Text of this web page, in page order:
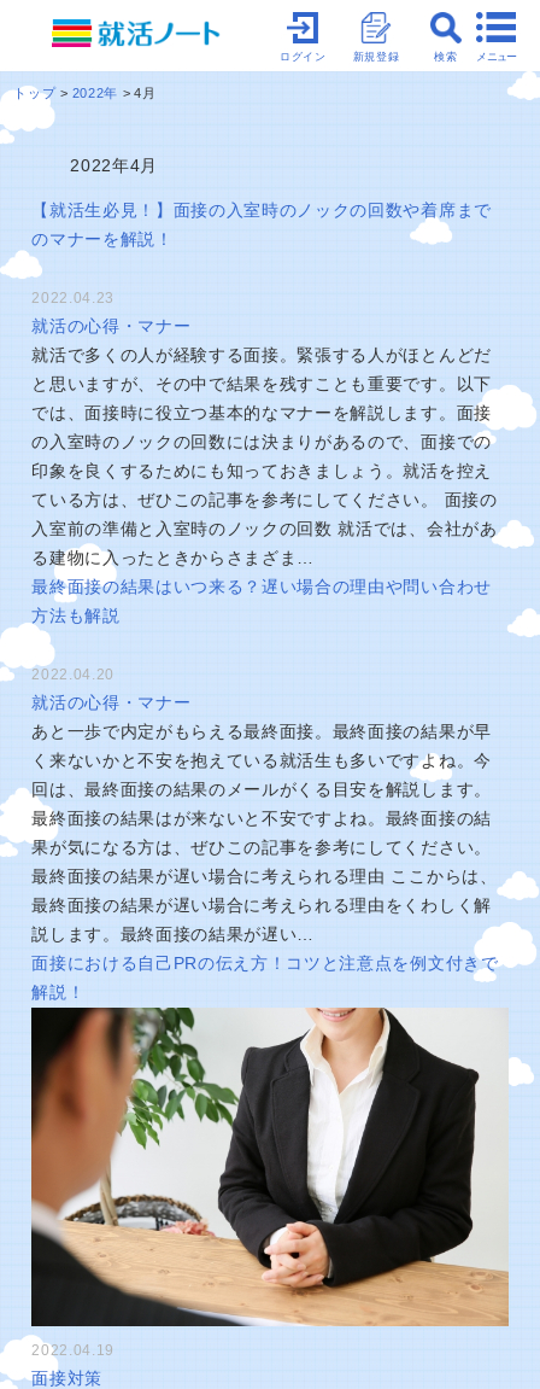
メニュー
検索
新規登録
ログイン
トップ 2022年 4月
2022年4月
【就活生必見！】面接の入室時のノックの回数や着席まで
のマナーを解説！
2022.04.23
就活の心得・マナー
就活で多くの人が経験する面接。緊張する人がほとんどだ
と思いますが、その中で結果を残すことも重要です。以下
では、面接時に役立つ基本的なマナーを解説します。面接
の入室時のノックの回数には決まりがあるので、面接での
印象を良くするためにも知っておきましょう。就活を控え
ている方は、ぜひこの記事を参考にしてください。 面接の
入室前の準備と入室時のノックの回数 就活では、会社があ
る建物に入ったときからさまざま…
最終面接の結果はいつ来る？遅い場合の理由や問い合わせ
方法も解説
2022.04.20
就活の心得・マナー
あと一歩で内定がもらえる最終面接。最終面接の結果が早
く来ないかと不安を抱えている就活生も多いですよね。今
回は、最終面接の結果のメールがくる目安を解説します。
最終面接の結果はが来ないと不安ですよね。最終面接の結
果が気になる方は、ぜひこの記事を参考にしてください。
最終面接の結果が遅い場合に考えられる理由 ここからは、
最終面接の結果が遅い場合に考えられる理由をくわしく解
説します。最終面接の結果が遅い…
面接における自己PRの伝え方！コツと注意点を例文付きで
解説！
2022.04.19
面接対策